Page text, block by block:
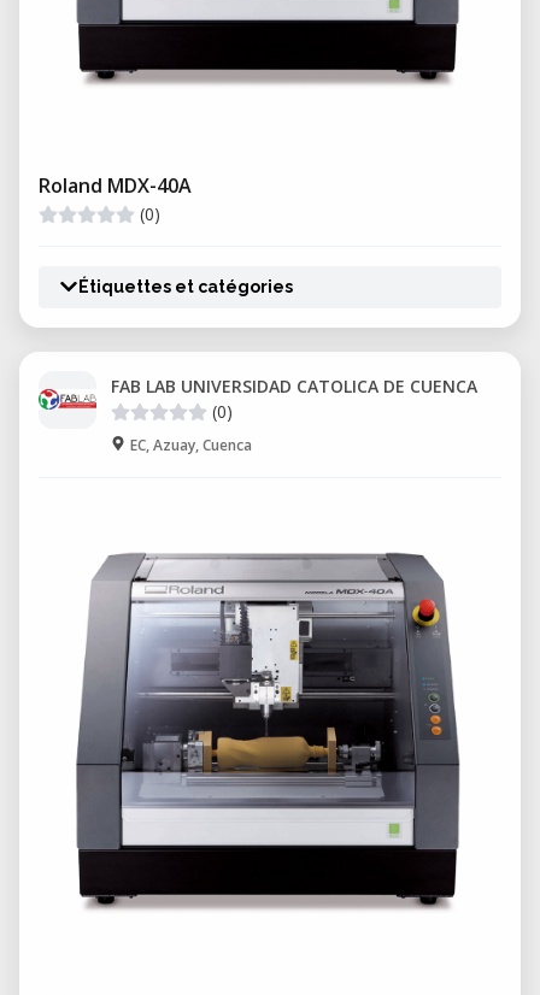
Roland MDX-40A
(0)
Étiquettes et catégories
FAB LAB UNIVERSIDAD CATOLICA DE CUENCA
(0)
EC, Azuay, Cuenca